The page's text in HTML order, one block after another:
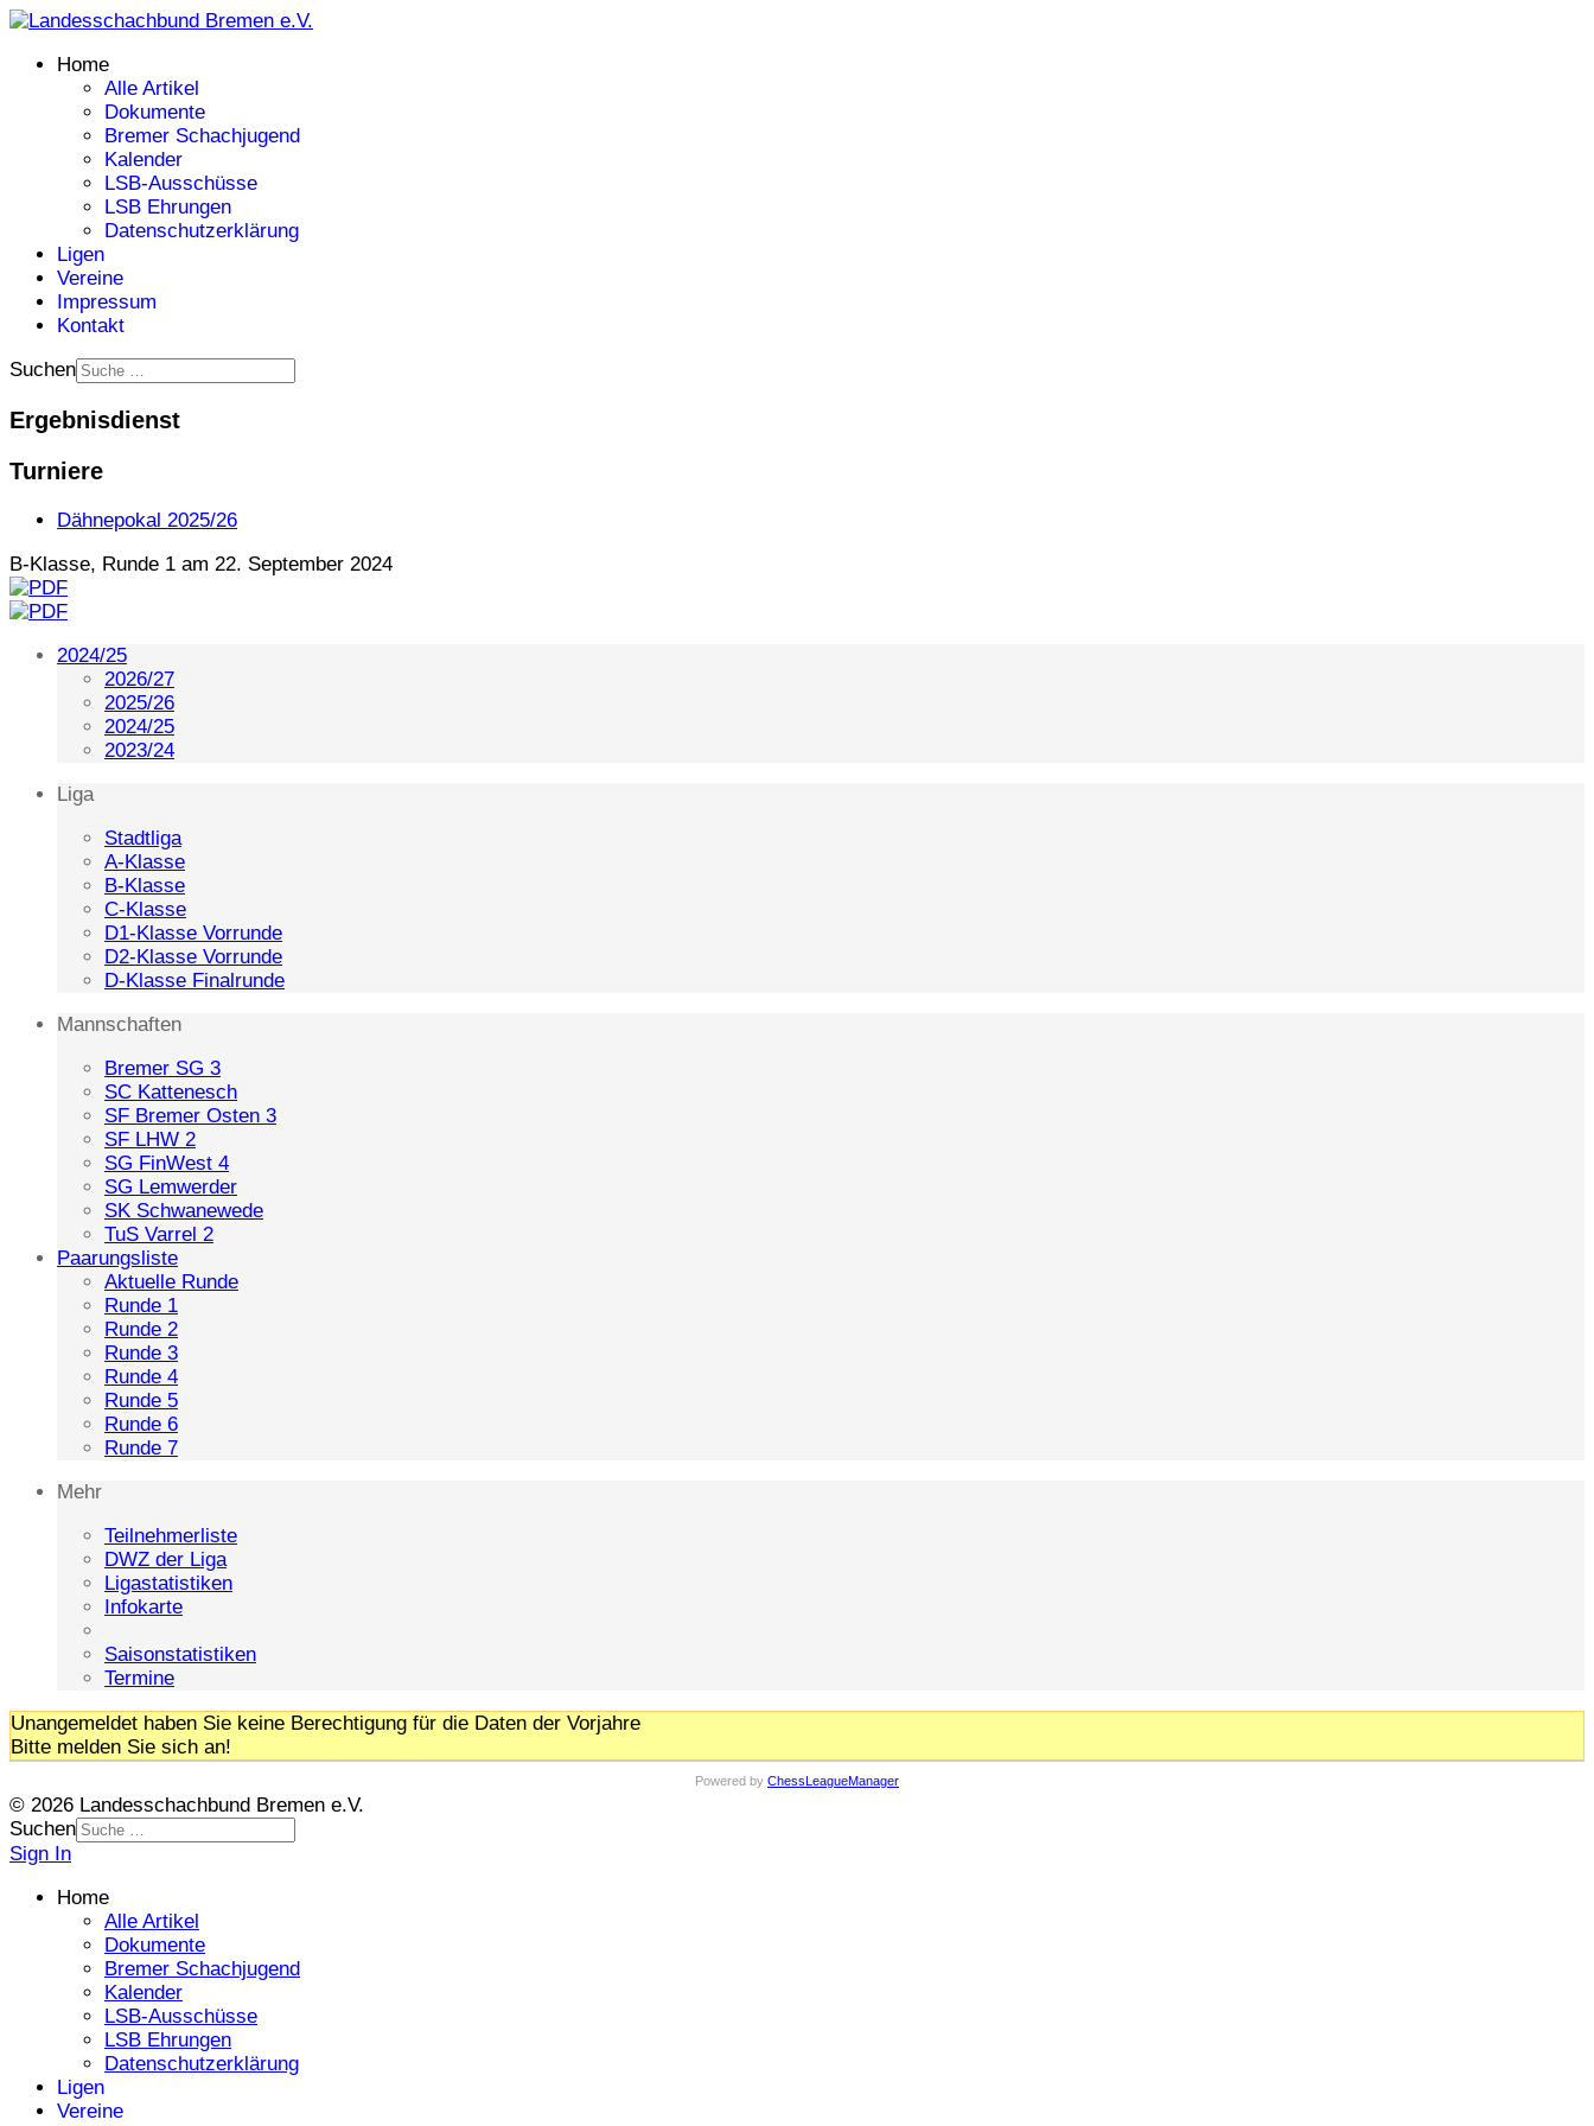
Home
Alle Artikel
Dokumente
Bremer Schachjugend
Kalender
LSB-Ausschüsse
LSB Ehrungen
Datenschutzerklärung
Ligen
Vereine
Impressum
Kontakt
Suchen
Ergebnisdienst
Turniere
Dähnepokal 2025/26
B-Klasse, Runde 1 am 22. September 2024
2024/25
2026/27
2025/26
2024/25
2023/24
Liga
Stadtliga
A-Klasse
B-Klasse
C-Klasse
D1-Klasse Vorrunde
D2-Klasse Vorrunde
D-Klasse Finalrunde
Mannschaften
Bremer SG 3
SC Kattenesch
SF Bremer Osten 3
SF LHW 2
SG FinWest 4
SG Lemwerder
SK Schwanewede
TuS Varrel 2
Paarungsliste
Aktuelle Runde
Runde 1
Runde 2
Runde 3
Runde 4
Runde 5
Runde 6
Runde 7
Mehr
Teilnehmerliste
DWZ der Liga
Ligastatistiken
Infokarte
Saisonstatistiken
Termine
Unangemeldet haben Sie keine Berechtigung für die Daten der Vorjahre
Bitte melden Sie sich an!
Powered by ChessLeagueManager
© 2026 Landesschachbund Bremen e.V.
Suchen
Sign In
Home
Alle Artikel
Dokumente
Bremer Schachjugend
Kalender
LSB-Ausschüsse
LSB Ehrungen
Datenschutzerklärung
Ligen
Vereine